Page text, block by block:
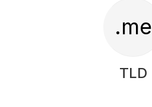
.me
TLD